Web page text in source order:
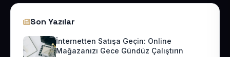
Son Yazılar
İnternetten Satışa Geçin: Online
Mağazanızı Gece Gündüz Çalıştırın